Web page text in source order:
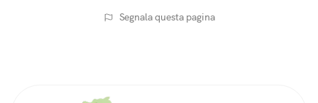
Segnala questa pagina